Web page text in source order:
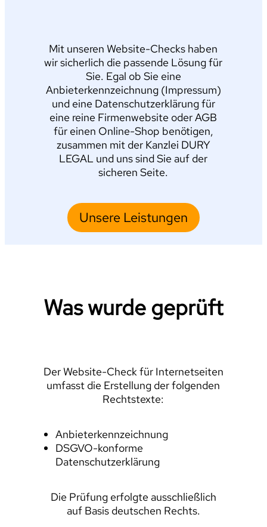
Mit unseren Website-Checks haben
wir sicherlich die passende Lösung für
Sie. Egal ob Sie eine
Anbieterkennzeichnung (Impressum)
und eine Datenschutzerklärung für
eine reine Firmenwebsite oder AGB
für einen Online-Shop benötigen,
zusammen mit der Kanzlei DURY
LEGAL und uns sind Sie auf der
sicheren Seite.
Unsere Leistungen
Was wurde geprüft
Der Website-Check für Internetseiten
umfasst die Erstellung der folgenden
Rechtstexte:
Anbieterkennzeichnung
DSGVO-konforme
Datenschutzerklärung
Die Prüfung erfolgte ausschließlich
auf Basis deutschen Rechts.